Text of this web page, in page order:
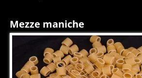
Mezze maniche